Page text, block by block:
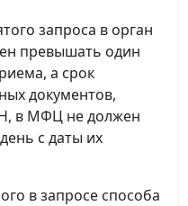
запроса в орган
превышать один
а срок
документов,
в МФЦ не должен
с даты их
в запросе способа